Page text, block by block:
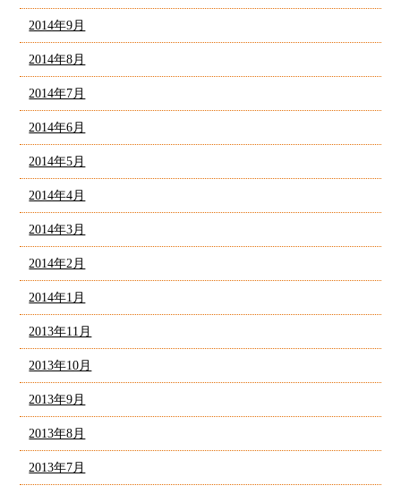
2014年9月
2014年8月
2014年7月
2014年6月
2014年5月
2014年4月
2014年3月
2014年2月
2014年1月
2013年11月
2013年10月
2013年9月
2013年8月
2013年7月